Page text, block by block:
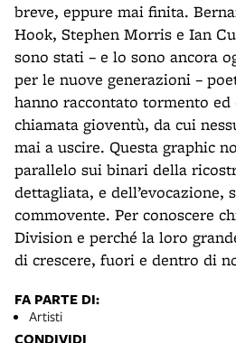
breve, eppure mai finita.
Hook, Stephen Morris e Ian
sono stati – e lo sono ancora
per le nuove generazioni –
hanno raccontato tormento ed
chiamata gioventù, da cui
mai a uscire. Questa graphic
parallelo sui binari della
dettagliata, e dell’evocazione,
commovente. Per conoscere
Division e perché la loro
di crescere, fuori e dentro di
FA PARTE DI:
Artisti
CONDIVIDI